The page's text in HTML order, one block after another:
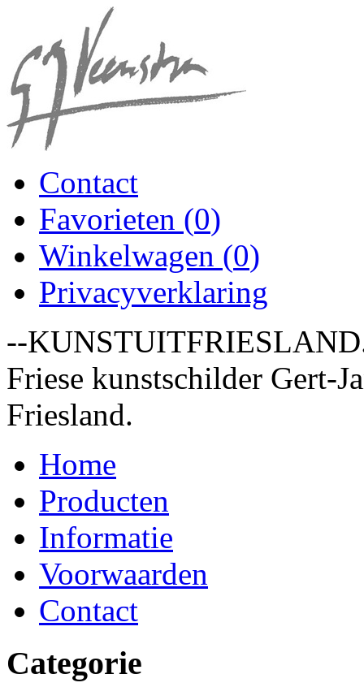
Contact
Favorieten (0)
Winkelwagen (0)
Privacyverklaring
--
Friese kunstschilder Gert-
Friesland.
Home
Producten
Informatie
Voorwaarden
Contact
Categorie